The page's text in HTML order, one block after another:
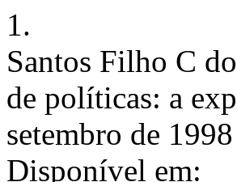
1.
Santos Filho C
de políticas: a
setembro de
Disponível em: